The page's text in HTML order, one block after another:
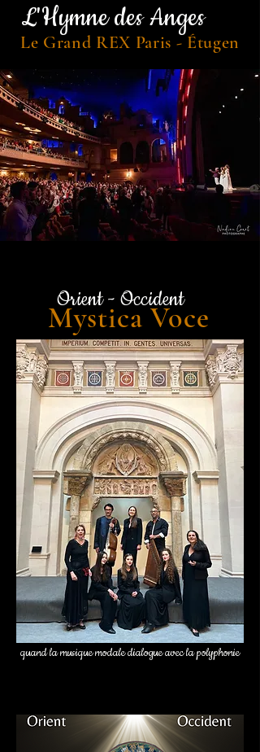
Le Grand REX Paris - Étugen
L'Hymne des Anges
Mystica Voce
Orient - Occident
quand lamusiquemodale dialogue avec la polyphonie